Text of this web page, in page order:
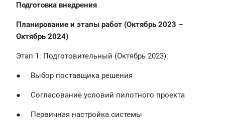
Подготовка внедрения
Планирование и этапы работ (Октябрь 2023 –
Октябрь 2024)
Этап 1: Подготовительный (Октябрь 2023):
● Выбор поставщика решения
● Согласование условий пилотного проекта
● Первичная настройка системы